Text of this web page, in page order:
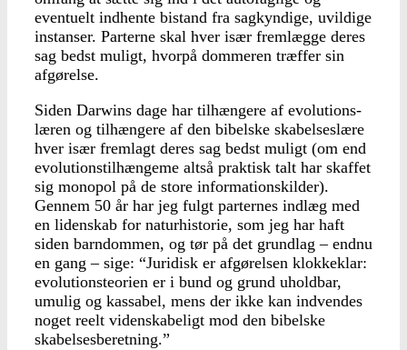
eventuelt indhente bistand fra sagkyn­dige, uvildige
instanser. Par­terne skal hver især frem­lægge deres
sag bedst mu­ligt, hvorpå dommeren træf­fer sin
afgørelse.
Siden Darwins dage har tilhængere af evolutions­
læren og tilhængere af den bibelske skabelseslære
hver især fremlagt deres sag bedst muligt (om end
evolutionstilhængeme altså praktisk talt har skaffet
sig monopol på de store informationskil­der).
Gennem 50 år har jeg fulgt parternes indlæg med
en lidenskab for naturhi­storie, som jeg har haft
siden barndommen, og tør på det grundlag – endnu
en gang – sige: “Juridisk er afgørelsen klokkeklar:
evolutionsteori­en er i bund og grund uhold­bar,
umulig og kassabel, mens der ikke kan indvendes
noget reelt videnskabeligt mod den bibelske
skabelses­beretning.”